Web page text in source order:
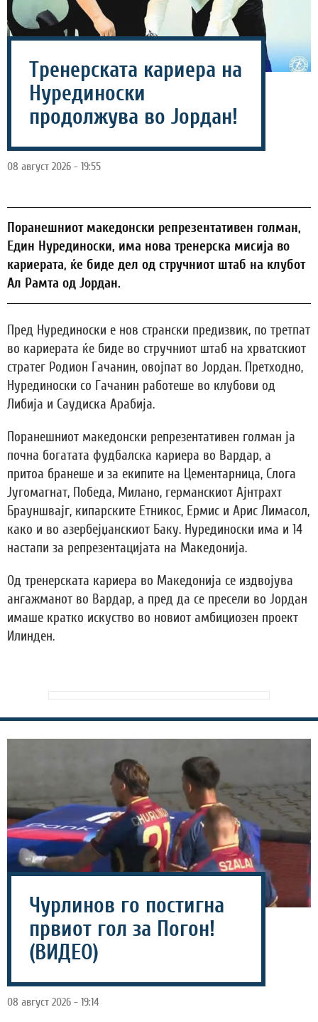
Тренерската кариера на
Нурединоски
продолжува во Јордан!
08 август 2026 - 19:55
Поранешниот македонски репрезентативен голман,
Един Нурединоски, има новa тренерска мисија во
кариерата, ќе биде дел од стручниот штаб на клубот
Ал Рамта од Јордан.
Пред Нурединоски е нов странски предизвик, по третпат
во кариерата ќе биде во стручниот штаб на хрватскиот
стратег Родион Гачанин, овојпат во Јордан. Претходно,
Нурединоски со Гачанин работеше во клубови од
Либија и Саудиска Арабија.
Поранешниот македонски репрезентативен голман ја
почна богатата фудбалска кариера во Вардар, а
притоа бранеше и за екипите на Цементарница, Слога
Југомагнат, Победа, Милано, германскиот Ајнтрахт
Брауншвајг, кипарските Етникос, Ермис и Арис Лимасол,
како и во азербејџанскиот Баку. Нурединоски има и 14
настапи за репрезентацијата на Македонија.
Од тренерската кариера во Македонија се издвојува
ангажманот во Вардар, а пред да се пресели во Јордан
имаше кратко искуство во новиот амбициозен проект
Илинден.
Чурлинов го постигна
првиот гол за Погон!
(ВИДЕО)
08 август 2026 - 19:14